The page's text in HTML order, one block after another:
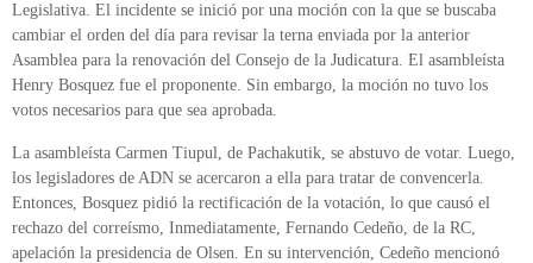
Legislativa. El incidente se inició por una moción con la que se buscaba
cambiar el orden del día para revisar la terna enviada por la anterior
Asamblea para la renovación del Consejo de la Judicatura. El asambleísta
Henry Bosquez fue el proponente. Sin embargo, la moción no tuvo los
votos necesarios para que sea aprobada.
La asambleísta Carmen Tiupul, de Pachakutik, se abstuvo de votar. Luego,
los legisladores de ADN se acercaron a ella para tratar de convencerla.
Entonces, Bosquez pidió la rectificación de la votación, lo que causó el
rechazo del correísmo, Inmediatamente, Fernando Cedeño, de la RC,
apelación la presidencia de Olsen. En su intervención, Cedeño mencionó